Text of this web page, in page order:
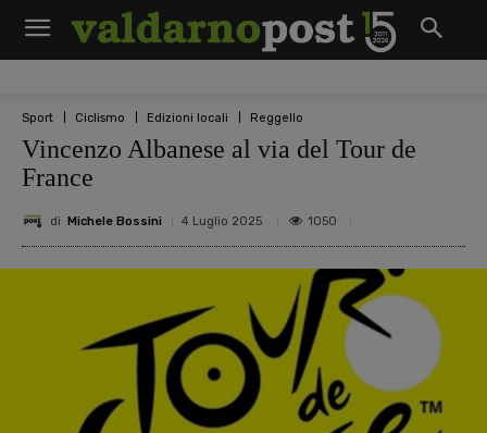
Sport Ciclismo Edizioni locali Reggello
Vincenzo Albanese al via del Tour de
France
di Michele Bossini 4 Luglio 2025 1050